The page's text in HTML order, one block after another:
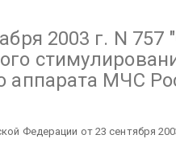
2003 г. N 757
аппарата МЧС
Федерации от 23 сентября